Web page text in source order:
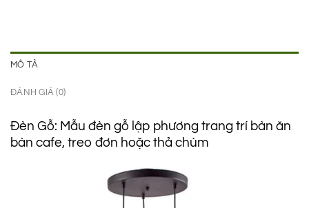
MÔ TẢ
ĐÁNH GIÁ (0)
Đèn Gỗ: Mẫu đèn gỗ lập phương trang trí bàn ăn
bàn cafe, treo đơn hoặc thả chùm